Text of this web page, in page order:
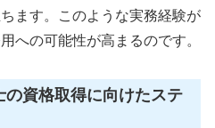
ます。このような実務経験が
への可能性が高まるのです。
資格取得に向けたステ